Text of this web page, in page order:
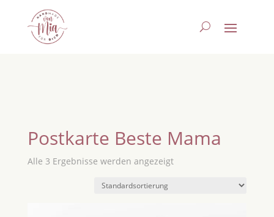
Postkarte Beste Mama
Alle 3 Ergebnisse werden angezeigt